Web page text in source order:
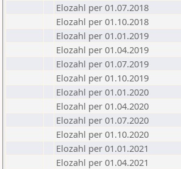
Elozahl per 01.07.2018
Elozahl per 01.10.2018
Elozahl per 01.01.2019
Elozahl per 01.04.2019
Elozahl per 01.07.2019
Elozahl per 01.10.2019
Elozahl per 01.01.2020
Elozahl per 01.04.2020
Elozahl per 01.07.2020
Elozahl per 01.10.2020
Elozahl per 01.01.2021
Elozahl per 01.04.2021